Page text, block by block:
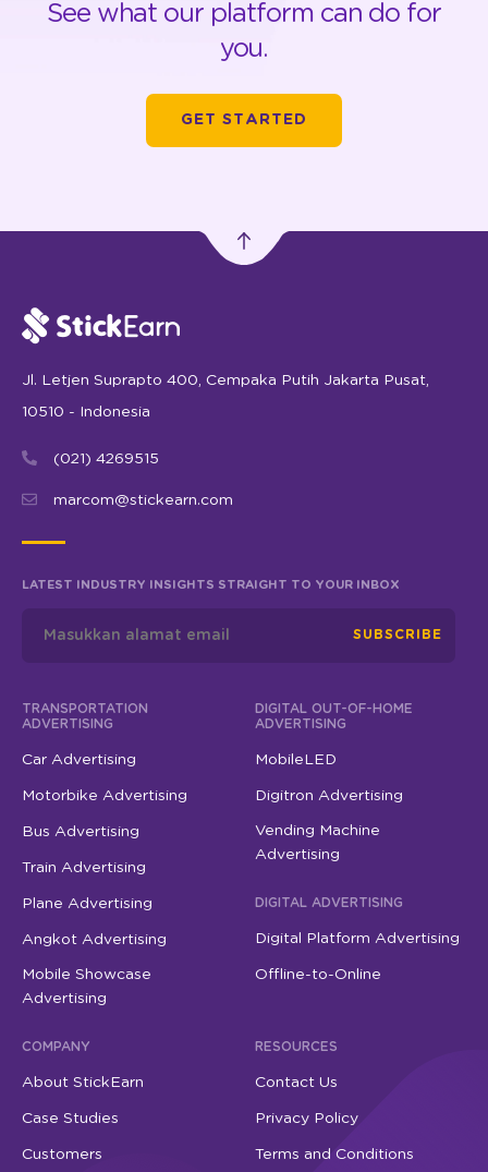
See what our platform can do for
you.
GET STARTED
Jl. Letjen Suprapto 400, Cempaka Putih Jakarta Pusat,
10510 - Indonesia
(021) 4269515
marcom@stickearn.com
LATEST INDUSTRY INSIGHTS STRAIGHT TO YOUR INBOX
SUBSCRIBE
TRANSPORTATION
ADVERTISING
Car Advertising
Motorbike Advertising
Bus Advertising
Train Advertising
Plane Advertising
Angkot Advertising
Mobile Showcase
Advertising
DIGITAL OUT-OF-HOME
ADVERTISING
MobileLED
Digitron Advertising
Vending Machine
Advertising
DIGITAL ADVERTISING
Digital Platform Advertising
Offline-to-Online
COMPANY
About StickEarn
Case Studies
Customers
RESOURCES
Contact Us
Privacy Policy
Terms and Conditions